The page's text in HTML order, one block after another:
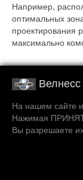
Например,
оптимальных
проектирования
максимально
Благодаря
компании
современного
отлаженная
тому, что на
пользуются
На нашем сайте
Нажимая
Вы разрешаете